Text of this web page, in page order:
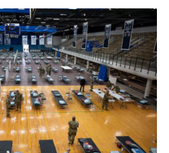
c
e
b
o
o
k
i
t
e
r
n
k
e
d
I
n
a
i
l